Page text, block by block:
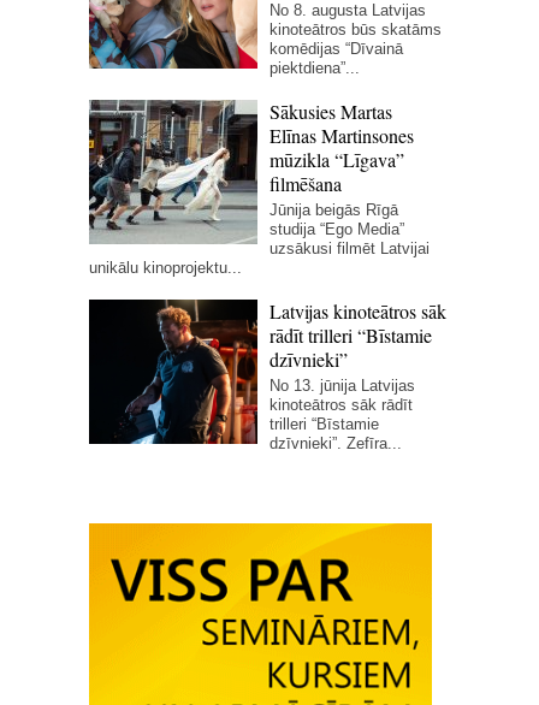
No 8. augusta Latvijas
kinoteātros būs skatāms
komēdijas “Dīvainā
piektdiena”...
Sākusies Martas
Elīnas Martinsones
mūzikla “Līgava”
filmēšana
Jūnija beigās Rīgā
studija “Ego Media”
uzsākusi filmēt Latvijai
unikālu kinoprojektu...
Latvijas kinoteātros sāk
rādīt trilleri “Bīstamie
dzīvnieki”
No 13. jūnija Latvijas
kinoteātros sāk rādīt
trilleri “Bīstamie
dzīvnieki”. Zefīra...